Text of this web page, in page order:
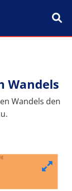
Wandels
Wandels den